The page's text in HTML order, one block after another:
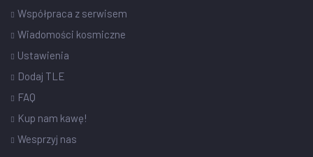
Współpraca z serwisem
Wiadomości kosmiczne
Ustawienia
Dodaj TLE
FAQ
Kup nam kawę!
Wesprzyj nas